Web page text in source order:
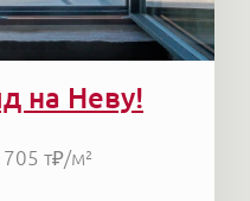
на Неву!
705 т₽/м²